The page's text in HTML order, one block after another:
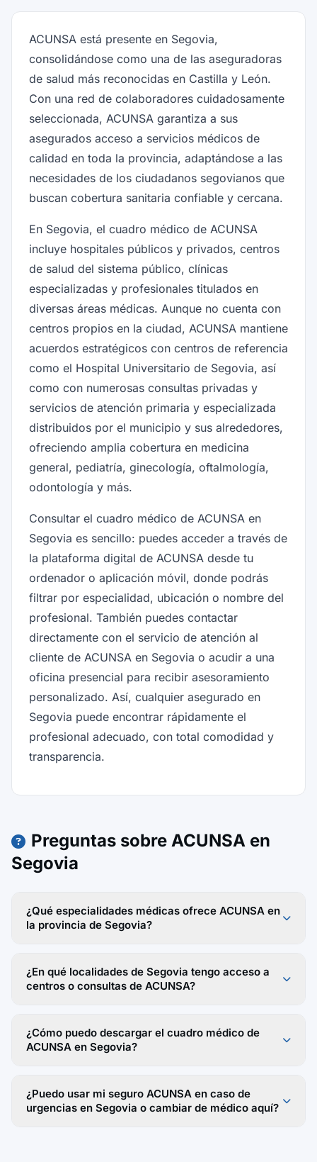
ACUNSA está presente en Segovia,
consolidándose como una de las aseguradoras
de salud más reconocidas en Castilla y León.
Con una red de colaboradores cuidadosamente
seleccionada, ACUNSA garantiza a sus
asegurados acceso a servicios médicos de
calidad en toda la provincia, adaptándose a las
necesidades de los ciudadanos segovianos que
buscan cobertura sanitaria confiable y cercana.
En Segovia, el cuadro médico de ACUNSA
incluye hospitales públicos y privados, centros
de salud del sistema público, clínicas
especializadas y profesionales titulados en
diversas áreas médicas. Aunque no cuenta con
centros propios en la ciudad, ACUNSA mantiene
acuerdos estratégicos con centros de referencia
como el Hospital Universitario de Segovia, así
como con numerosas consultas privadas y
servicios de atención primaria y especializada
distribuidos por el municipio y sus alrededores,
ofreciendo amplia cobertura en medicina
general, pediatría, ginecología, oftalmología,
odontología y más.
Consultar el cuadro médico de ACUNSA en
Segovia es sencillo: puedes acceder a través de
la plataforma digital de ACUNSA desde tu
ordenador o aplicación móvil, donde podrás
filtrar por especialidad, ubicación o nombre del
profesional. También puedes contactar
directamente con el servicio de atención al
cliente de ACUNSA en Segovia o acudir a una
oficina presencial para recibir asesoramiento
personalizado. Así, cualquier asegurado en
Segovia puede encontrar rápidamente el
profesional adecuado, con total comodidad y
transparencia.
Preguntas sobre ACUNSA en
Segovia
¿Qué especialidades médicas ofrece ACUNSA en
la provincia de Segovia?
¿En qué localidades de Segovia tengo acceso a
centros o consultas de ACUNSA?
¿Cómo puedo descargar el cuadro médico de
ACUNSA en Segovia?
¿Puedo usar mi seguro ACUNSA en caso de
urgencias en Segovia o cambiar de médico aquí?